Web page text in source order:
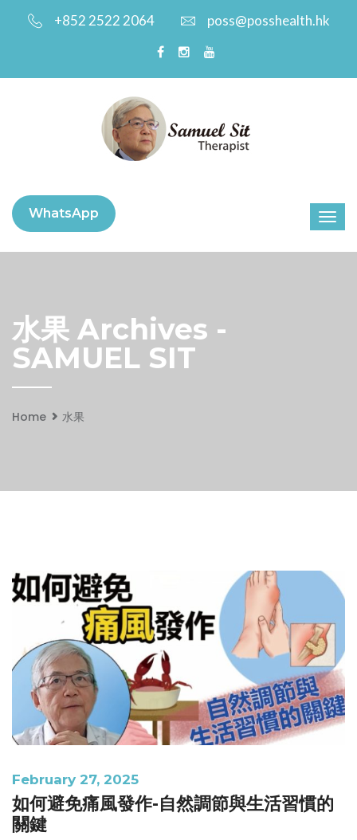
+852 2522 2064 poss@posshealth.hk
WhatsApp
水果 Archives -
SAMUEL SIT
Home 水果
February 27, 2025
如何避免痛風發作-自然調節與生活習慣的
關鍵